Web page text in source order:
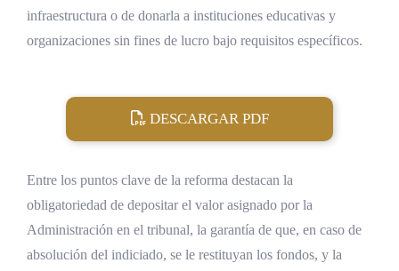
infraestructura o de donarla a instituciones educativas y
organizaciones sin fines de lucro bajo requisitos específicos.
DESCARGAR PDF
Entre los puntos clave de la reforma destacan la
obligatoriedad de depositar el valor asignado por la
Administración en el tribunal, la garantía de que, en caso de
absolución del indiciado, se le restituyan los fondos, y la